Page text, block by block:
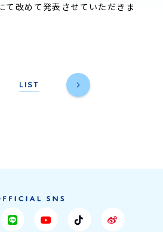
て改めて発表させていただきま
LIST